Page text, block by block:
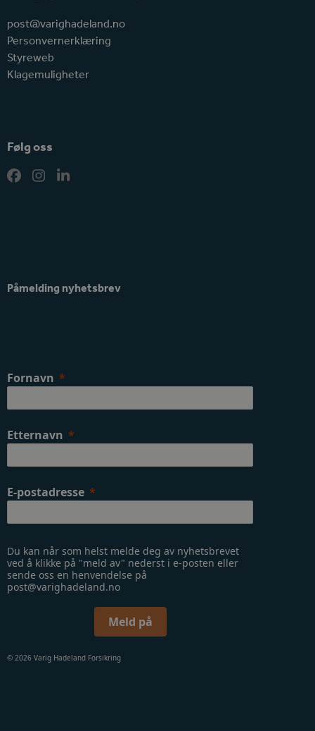
post@varighadeland.no
Personvernerklæring
Styreweb
Klagemuligheter
Følg oss
Facebook
Instagram
LinkedIn
Påmelding nyhetsbrev
Fornavn
Etternavn
E-postadresse
Du kan når som helst melde deg av nyhetsbrevet
ved å klikke på "meld av" nederst i e-posten eller
sende oss en henvendelse på
post@varighadeland.no
Meld på
© 2026 Varig Hadeland Forsikring